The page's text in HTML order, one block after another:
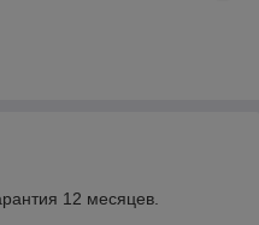
12 месяцев.